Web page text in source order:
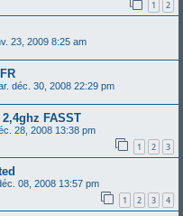
1 2
23, 2009 8:25 am
déc. 30, 2008 22:29 pm
FASST
28, 2008 13:38 pm
1 2 3
08, 2008 13:57 pm
1 2 3 4